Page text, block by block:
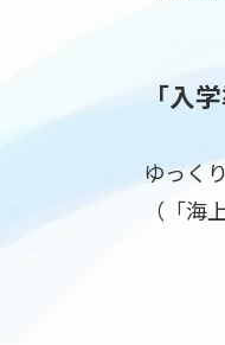
「入
ゆっく
（「